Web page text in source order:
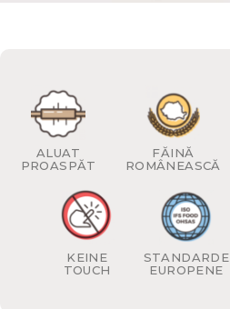
ALUAT
PROASPĂT
FĂINĂ
ROMÂNEASCĂ
KEINE
TOUCH
STANDARDE
EUROPENE